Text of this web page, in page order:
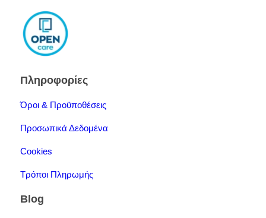
Πληροφορίες
Όροι & Προϋποθέσεις
Προσωπικά Δεδομένα
Cookies
Τρόποι Πληρωμής
Blog